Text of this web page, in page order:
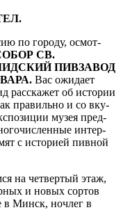
по го­ро­ду, осмот­
СВ.
ПИВЗАВОД
Вас ожи­да­ет
рас­ска­жет об ис­то­рии
правильно и со вку­
му­зея пред­
ин­тер­
с ис­то­ри­ей пивной
на чет­вер­тый этаж,
и но­вых сортов
в Минск, ночлег в